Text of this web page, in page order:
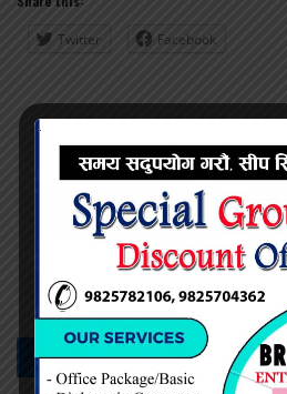
Twitter Facebook
महेश सिंह
सम्बन्धित -समाचार